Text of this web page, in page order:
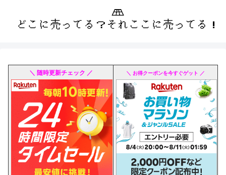
＼ 随時更新チェック ／ ＼ お得クーポンを今すぐゲット ／